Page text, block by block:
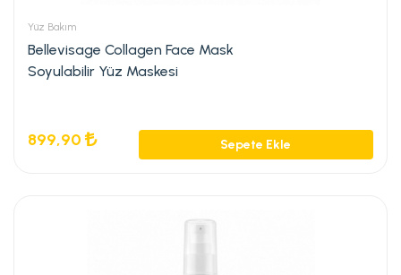
Yüz Bakım
Bellevisage Collagen Face Mask
Soyulabilir Yüz Maskesi
899,90 Sepete Ekle